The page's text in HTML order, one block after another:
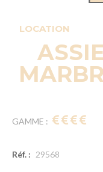
LOCATION
GAMME :
Réf. : 29568